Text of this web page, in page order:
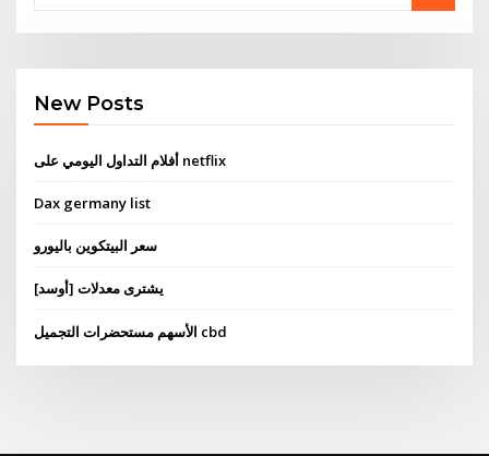
New Posts
أفلام التداول اليومي على netflix
Dax germany list
سعر البيتكوين باليورو
يشترى معدلات [أوسد]
الأسهم مستحضرات التجميل cbd